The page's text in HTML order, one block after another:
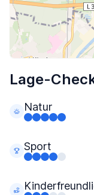
Lage-
Natur
Sport